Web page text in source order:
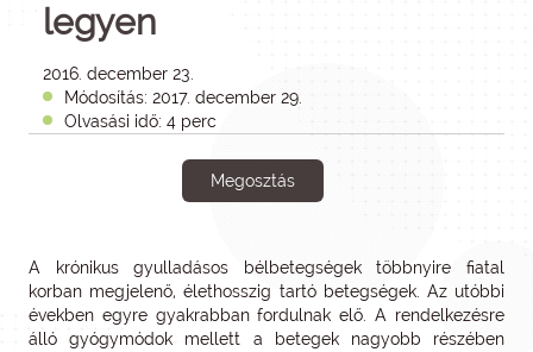
legyen
2016. december 23.
Módosítás: 2017. december 29.
Olvasási idő: 4 perc
Megosztás
A krónikus gyulladásos bélbetegségek többnyire fiatal
korban megjelenő, élethosszig tartó betegségek. Az utóbbi
években egyre gyakrabban fordulnak elő. A rendelkezésre
álló gyógymódok mellett a betegek nagyobb részében